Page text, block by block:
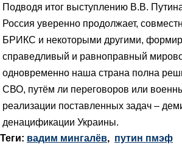
Подводя итог выступлению В.В.
Россия уверенно продолжает,
БРИКС и некоторыми другими,
справедливый и равноправный
одновременно наша страна полна
СВО, путём ли переговоров или
реализации поставленных задач –
денацификации Украины.
Теги: вадим мингалёв, путин пмэф